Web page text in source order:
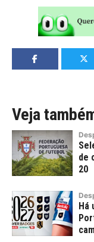
Veja
de
20
Há